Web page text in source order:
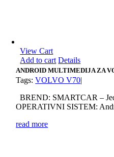
View Cart
Add to cart Details
ANDROID MULTIMEDIJA ZA
Tags:VOLVO V70|
BREND: SMARTCAR –
OPERATIVNI SISTEM:
read more